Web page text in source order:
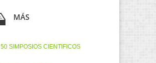
MÁS
50 SIMPOSIOS CIENTIFICOS